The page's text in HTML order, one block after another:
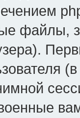
файлы,